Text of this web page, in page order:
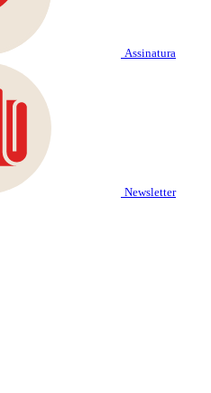
Assinatura
Newsletter